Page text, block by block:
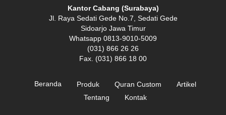
Kantor Cabang (Surabaya)
Jl. Raya Sedati Gede No.7, Sedati Gede
Sidoarjo Jawa Timur
Whatsapp 0813-9010-5009
(031) 866 26 26
Fax. (031) 866 18 00
Beranda Produk Quran Custom
Artikel
Tentang
Kontak